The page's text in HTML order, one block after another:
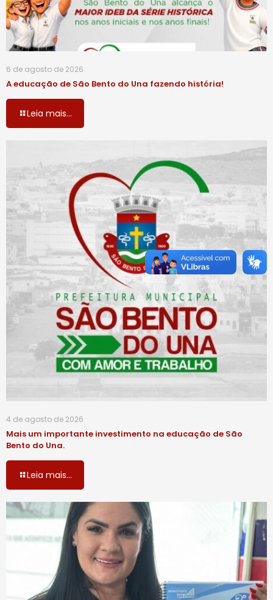
6 de agosto de 2026
A educação de São Bento do Una fazendo história!
Leia mais...
4 de agosto de 2026
Mais um importante investimento na educação de São
Bento do Una.
Leia mais...